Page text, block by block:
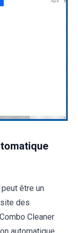
être un
des
Cleaner
automatique